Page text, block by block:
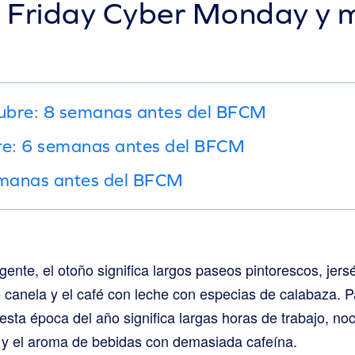
Friday Cyber Monday y
8 semanas antes del BFCM
6 semanas antes del BFCM
antes del BFCM
el otoño significa largos paseos pintorescos,
y el café con leche con especias de calabaza.
época del año significa largas horas de trabajo,
el aroma de bebidas con demasiada cafeína.